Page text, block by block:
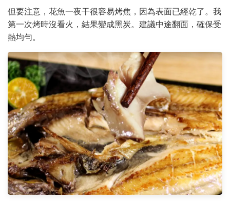
但要注意，花魚一夜干很容易烤焦，因為表面已經乾了。我
第一次烤時沒看火，結果變成黑炭。建議中途翻面，確保受
熱均勻。